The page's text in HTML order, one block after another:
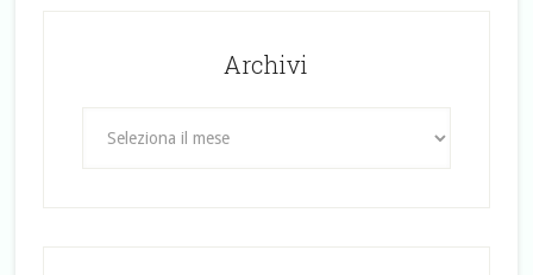
Archivi